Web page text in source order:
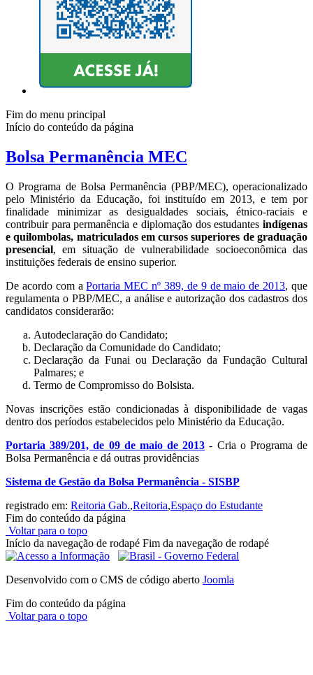
Fim do menu principal
Início do conteúdo da página
Bolsa Permanência MEC
O Programa de Bolsa Permanência (PBP/MEC), operacionalizado
pelo Ministério da Educação, foi instituído em 2013, e tem por
finalidade minimizar as desigualdades sociais, étnico-raciais e
contribuir para permanência e diplomação dos estudantes indígenas
e quilombolas, matriculados em cursos superiores de graduação
presencial, em situação de vulnerabilidade socioeconômica das
instituições federais de ensino superior.
De acordo com aPortaria MEC nº 389, de 9 de maio de 2013, que
regulamenta o PBP/MEC, a análise e autorização dos cadastros dos
candidatos considerarão:
Autodeclaração do Candidato;
Declaração da Comunidade do Candidato;
Declaração da Funai ou Declaração da Fundação Cultural
Palmares; e
Termo de Compromisso do Bolsista.
Novas inscrições estão condicionadas à disponibilidade de vagas
dentro dos períodos estabelecidos pelo Ministério da Educação.
Portaria 389/201, de 09 de maio de 2013 - Cria o Programa de
Bolsa Permanência e dá outras providências
Sistema de Gestão da Bolsa Permanência - SISBP
registrado em: Reitoria Gab.,Reitoria,Espaço do Estudante
Fim do conteúdo da página
Voltar para o topo
Início da navegação de rodapé Fim da navegação de rodapé
Desenvolvido com o CMS de código aberto Joomla
Fim do conteúdo da página
Voltar para o topo